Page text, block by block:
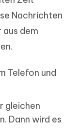
Nachrichten
aus dem
Telefon und
gleichen
Dann wird es